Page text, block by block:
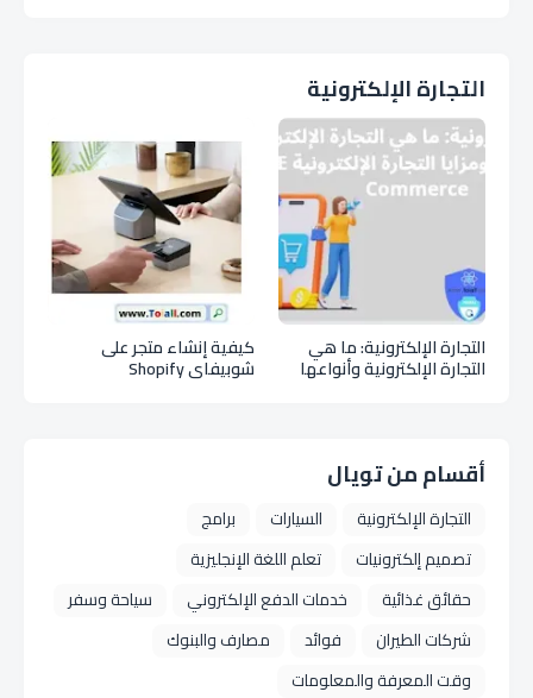
التجارة الإلكترونية
التجارة الإلكترونية: ما هي
التجارة الإلكترونية وأنواعها
ومزايا التجارة الإلكترونية E
كيفية إنشاء متجر على
شوبيفاي Shopify
أقسام من تويال
التجارة الإلكترونية السيارات
برامج
تصميم إلكترونيات
تعلم اللغة الإنجليزية
حقائق غذائية
خدمات الدفع الإلكتروني
سياحة وسفر
شركات الطيران
فوائد
مصارف والبنوك
وقت المعرفة والمعلومات